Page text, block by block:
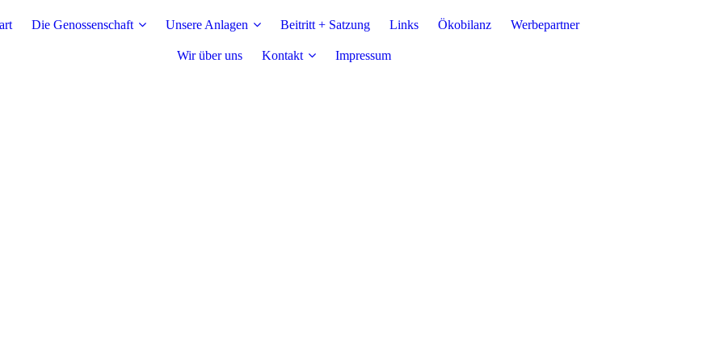
Die Genossenschaft Unsere Anlagen Beitritt + Satzung Links Ökobilanz Werbepartner
Wir über uns Kontakt Impressum